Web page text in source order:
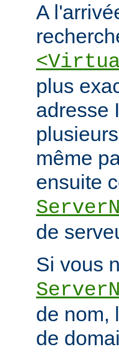
A
plus
adresse
même
ensuite
de
Si vous
de nom,
de